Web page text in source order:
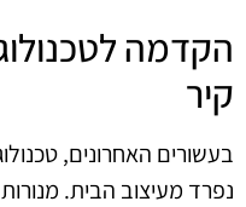
הקדמה
קיר
בעשורים האחרונים,
נפרד מעיצוב הבית.